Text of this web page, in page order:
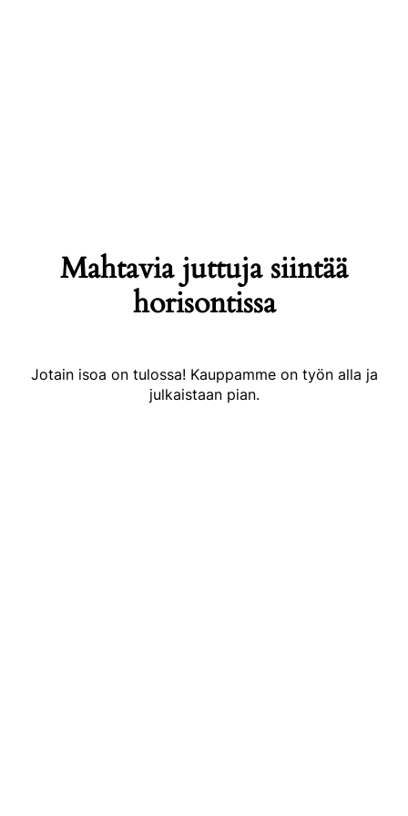
Mahtavia juttuja siintää
horisontissa
Jotain isoa on tulossa! Kauppamme on työn alla ja
julkaistaan pian.